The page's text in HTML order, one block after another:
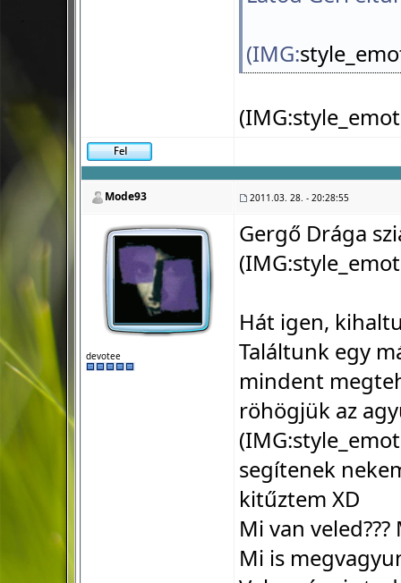
(IMG:
(IMG:
Mode93 2011.03. 28. - 20:28:55
devotee
Gergő Drága
(IMG:
Hát igen,
Találtunk egy
mindent
röhögjük az
(IMG:
segítenek
kitűztem XD
Mi van
Mi is